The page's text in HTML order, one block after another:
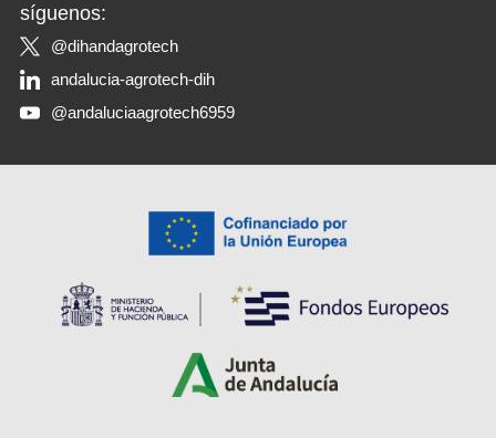
síguenos:
@dihandagrotech
andalucia-agrotech-dih
@andaluciaagrotech6959